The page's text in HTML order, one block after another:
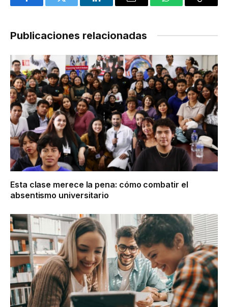
FacebookTwitter LinkedInEmail WhatsAppCopy
Publicaciones relacionadas
Esta clase merece la pena: cómo combatir el
absentismo universitario